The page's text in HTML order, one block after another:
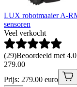
LUX robotmaaier A-
sensoren
Veel verkocht
(29)Beoordeeld met
279.00
Prijs: 279.00 euro